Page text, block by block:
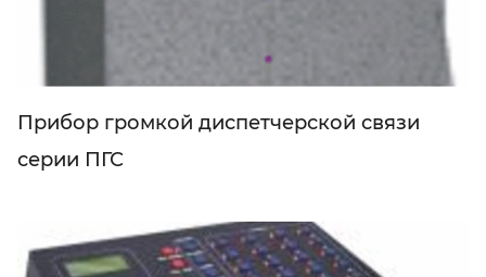
Прибор громкой диспетчерской связи
серии ПГС